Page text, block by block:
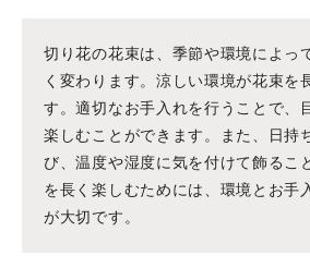
切り花の花束は、季節や環境によっ
く変わります。涼しい環境が花束を
す。適切なお手入れを行うことで、
楽しむことができます。また、日持
び、温度や湿度に気を付けて飾るこ
を長く楽しむためには、環境とお手
が大切です。